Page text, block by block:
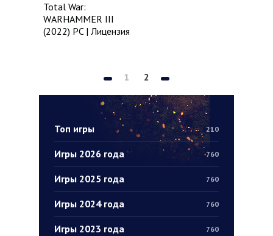
Топ игры 210
Игры 2026 года 760
Игры 2025 года 760
Игры 2024 года 760
Игры 2023 года 760
Total War:
WARHAMMER III
(2022) PC | Лицензия
1 2